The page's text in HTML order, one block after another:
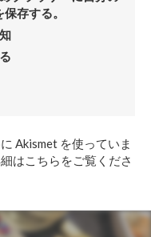
存する。
Akismet を使っていま
はこちらをご覧くださ